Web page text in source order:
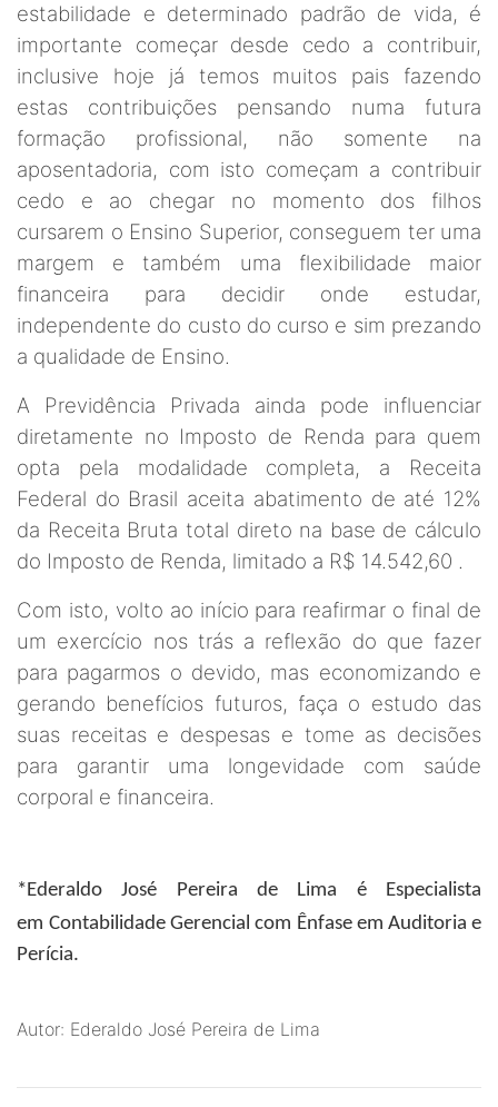
estabilidade e determinado padrão de vida, é
importante começar desde cedo a contribuir,
inclusive hoje já temos muitos pais fazendo
estas contribuições pensando numa futura
formação profissional, não somente na
aposentadoria, com isto começam a contribuir
cedo e ao chegar no momento dos filhos
cursarem o Ensino Superior, conseguem ter uma
margem e também uma flexibilidade maior
financeira para decidir onde estudar,
independente do custo do curso e sim prezando
a qualidade de Ensino.
A Previdência Privada ainda pode influenciar
diretamente no Imposto de Renda para quem
opta pela modalidade completa, a Receita
Federal do Brasil aceita abatimento de até 12%
da Receita Bruta total direto na base de cálculo
do Imposto de Renda, limitado a R$ 14.542,60 .
Com isto, volto ao início para reafirmar o final de
um exercício nos trás a reflexão do que fazer
para pagarmos o devido, mas economizando e
gerando benefícios futuros, faça o estudo das
suas receitas e despesas e tome as decisões
para garantir uma longevidade com saúde
corporal e financeira.
*Ederaldo José Pereira de Lima é Especialista
em Contabilidade Gerencial com Ênfase em Auditoria e
Perícia.
Autor: Ederaldo José Pereira de Lima